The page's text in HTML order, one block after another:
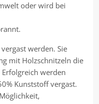
oder wird bei
werden. Sie
mit Holzschnitzeln die
werden
Kunststoff vergast.